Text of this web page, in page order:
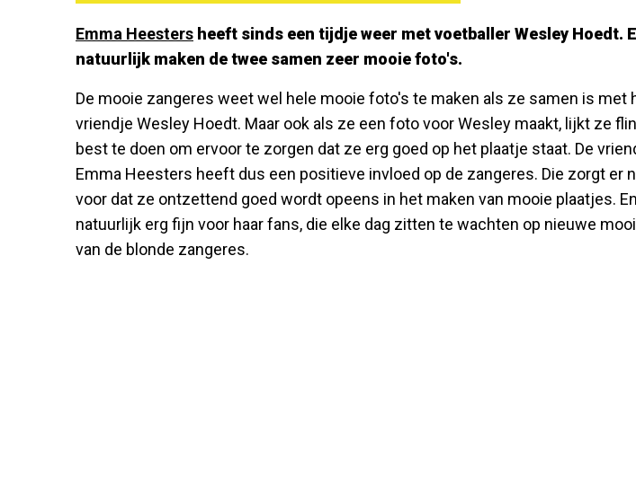
Emma Heesters heeft sinds een tijdje weer met voetballer Wesley Hoedt.
natuurlijk maken de twee samen zeer mooie foto's.
De mooie zangeres weet wel hele mooie foto's te maken als ze samen is met
vriendje Wesley Hoedt. Maar ook als ze een foto voor Wesley maakt, lijkt ze
best te doen om ervoor te zorgen dat ze erg goed op het plaatje staat. De
Emma Heesters heeft dus een positieve invloed op de zangeres. Die zorgt er
voor dat ze ontzettend goed wordt opeens in het maken van mooie plaatjes.
natuurlijk erg fijn voor haar fans, die elke dag zitten te wachten op nieuwe
van de blonde zangeres.